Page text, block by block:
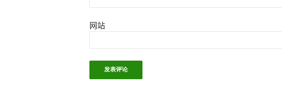
网站